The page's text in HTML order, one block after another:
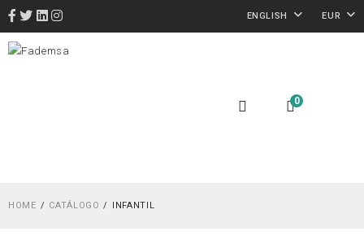
ENGLISH EUR
0
HOME CATÁLOGO INFANTIL